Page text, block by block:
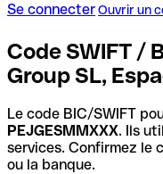
Se connecterOuvrir un
Code SWIFT /
Group SL,
Le code BIC/SWIFT
PEJGESMMXXX. Ils
services. Confirmez le
ou la banque.